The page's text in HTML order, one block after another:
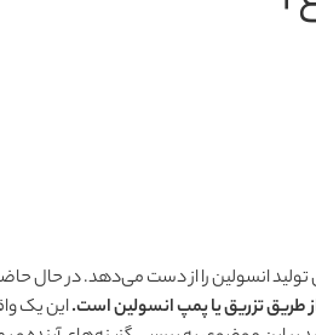
این یک